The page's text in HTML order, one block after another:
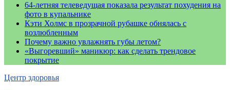
64-летняя телеведущая показала результат похудения на
фото в купальнике
Кэти Холмс в прозрачной рубашке обнялась с
возлюбленным
Почему важно увлажнять губы летом?
«Выгоревший» маникюр: как сделать трендовое
покрытие
Центр здоровья